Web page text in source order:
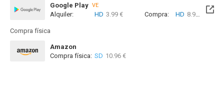
Google Play VE
Alquiler: HD 3.99 € Compra: HD 8.99 €
Compra física
Amazon
Compra física: SD 10.96 €